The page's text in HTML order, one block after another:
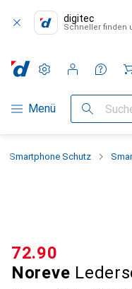
digitec
Schneller finden
Navigation nach
Menü Suche
Einstellungen
Kundenkonto
Vergleichslisten
Merklisten
Warenkorb
Smartphone Schutz
Noreve
CHF
72.90